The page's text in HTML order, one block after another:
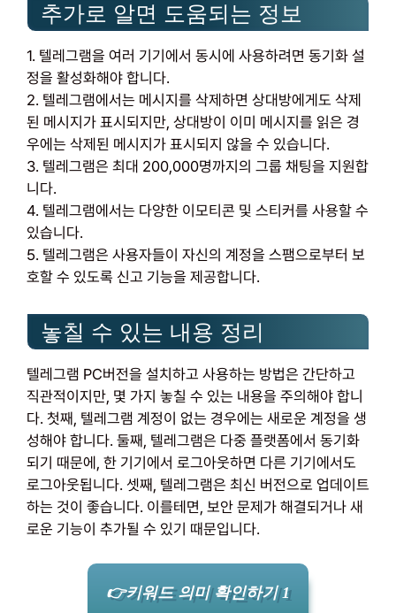
추가로 알면 도움되는 정보
1. 텔레그램을 여러 기기에서 동시에 사용하려면 동기화 설
정을 활성화해야 합니다.
2. 텔레그램에서는 메시지를 삭제하면 상대방에게도 삭제
된 메시지가 표시되지만, 상대방이 이미 메시지를 읽은 경
우에는 삭제된 메시지가 표시되지 않을 수 있습니다.
3. 텔레그램은 최대 200,000명까지의 그룹 채팅을 지원합
니다.
4. 텔레그램에서는 다양한 이모티콘 및 스티커를 사용할 수
있습니다.
5. 텔레그램은 사용자들이 자신의 계정을 스팸으로부터 보
호할 수 있도록 신고 기능을 제공합니다.
놓칠 수 있는 내용 정리
텔레그램 PC버전을 설치하고 사용하는 방법은 간단하고
직관적이지만, 몇 가지 놓칠 수 있는 내용을 주의해야 합니
다. 첫째, 텔레그램 계정이 없는 경우에는 새로운 계정을 생
성해야 합니다. 둘째, 텔레그램은 다중 플랫폼에서 동기화
되기 때문에, 한 기기에서 로그아웃하면 다른 기기에서도
로그아웃됩니다. 셋째, 텔레그램은 최신 버전으로 업데이트
하는 것이 좋습니다. 이를테면, 보안 문제가 해결되거나 새
로운 기능이 추가될 수 있기 때문입니다.
👉키워드 의미 확인하기 1